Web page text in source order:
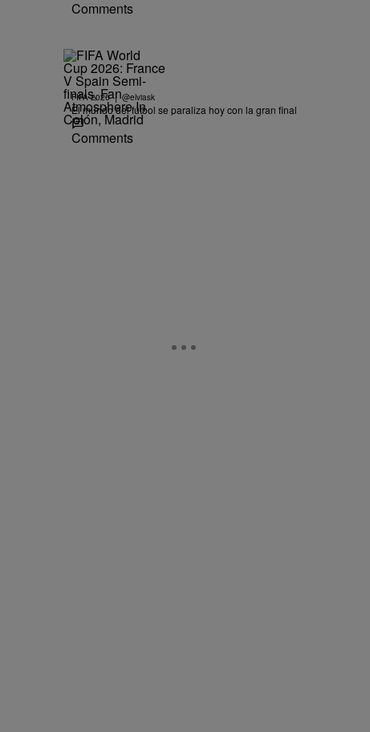
Comments
FIFA 2026 | @elviask
El mundo del fútbol se paraliza hoy con la gran final
Comments